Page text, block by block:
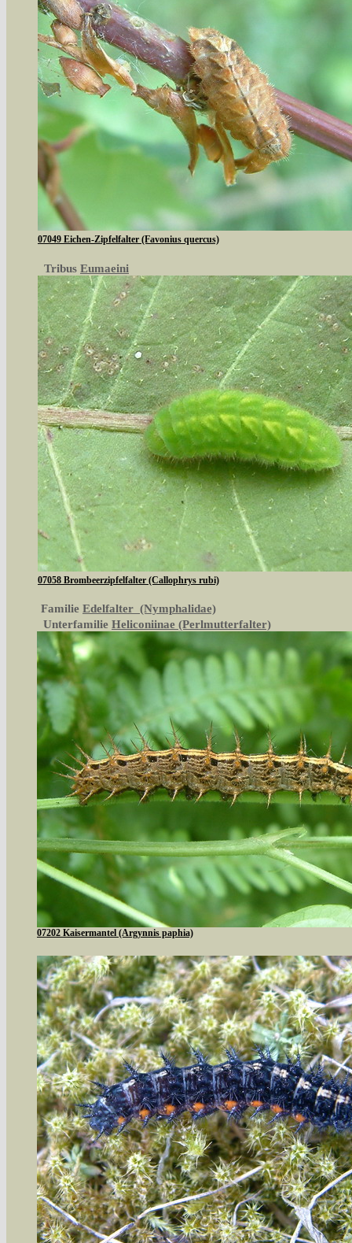
07049 Eichen-Zipfelfalter (Favonius quercus)
Tribus Eumaeini
07058 Brombeerzipfelfalter (Callophrys rubi)
Familie Edelfalter (Nymphalidae)
Unterfamilie Heliconiinae (Perlmutterfalter)
07202 Kaisermantel (Argynnis paphia)